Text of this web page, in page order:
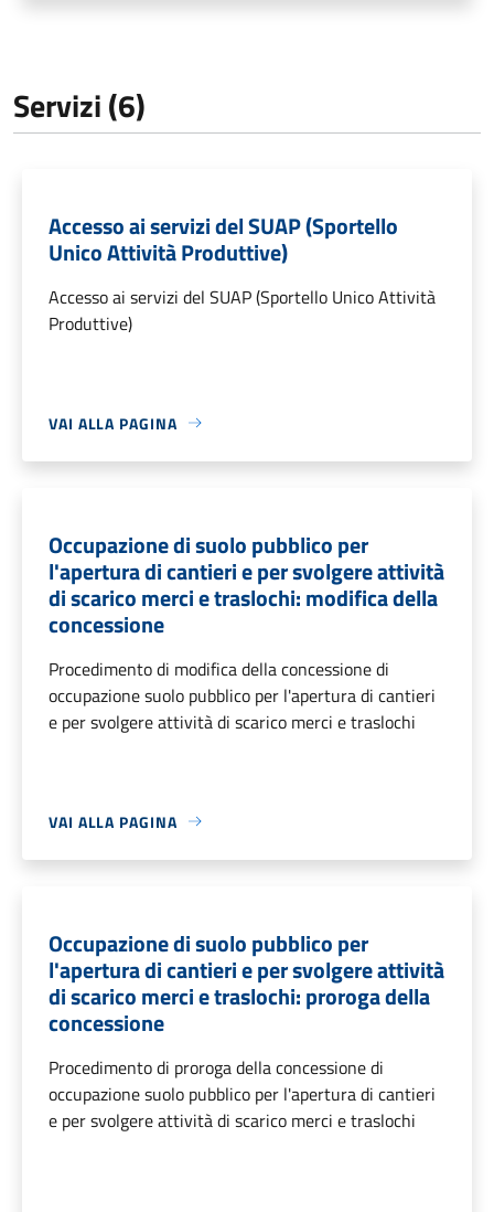
Servizi (6)
Accesso ai servizi del SUAP (Sportello
Unico Attività Produttive)
Accesso ai servizi del SUAP (Sportello Unico Attività
Produttive)
VAI ALLA PAGINA
Occupazione di suolo pubblico per
l'apertura di cantieri e per svolgere attività
di scarico merci e traslochi: modifica della
concessione
Procedimento di modifica della concessione di
occupazione suolo pubblico per l'apertura di cantieri
e per svolgere attività di scarico merci e traslochi
VAI ALLA PAGINA
Occupazione di suolo pubblico per
l'apertura di cantieri e per svolgere attività
di scarico merci e traslochi: proroga della
concessione
Procedimento di proroga della concessione di
occupazione suolo pubblico per l'apertura di cantieri
e per svolgere attività di scarico merci e traslochi